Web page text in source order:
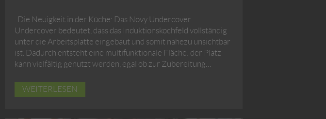
Die Neuigkeit in der Küche: Das Novy Undercover.
Undercover bedeutet, dass das Induktionskochfeld vollständig
unter die Arbeitsplatte eingebaut und somit nahezu unsichtbar
ist. Dadurch entsteht eine multifunktionale Fläche: der Platz
kann vielfältig genutzt werden, egal ob zur Zubereitung…
WEITERLESEN